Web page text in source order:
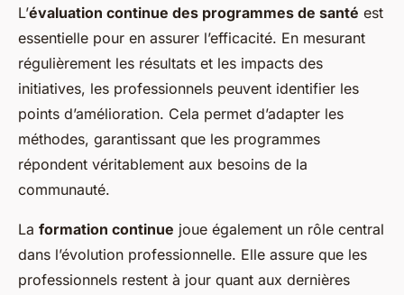
L’évaluation continue des programmes de santé est
essentielle pour en assurer l’efficacité. En mesurant
régulièrement les résultats et les impacts des
initiatives, les professionnels peuvent identifier les
points d’amélioration. Cela permet d’adapter les
méthodes, garantissant que les programmes
répondent véritablement aux besoins de la
communauté.
La formation continue joue également un rôle central
dans l’évolution professionnelle. Elle assure que les
professionnels restent à jour quant aux dernières